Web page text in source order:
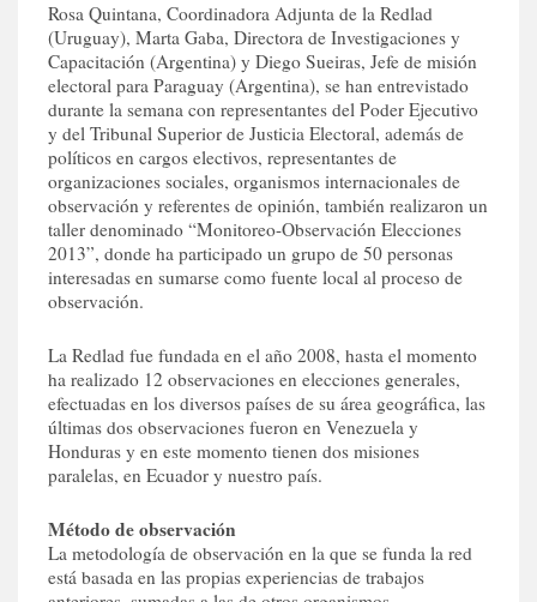
Rosa Quintana, Coordinadora Adjunta de la Redlad
(Uruguay), Marta Gaba, Directora de Investigaciones y
Capacitación (Argentina) y Diego Sueiras, Jefe de misión
electoral para Paraguay (Argentina), se han entrevistado
durante la semana con representantes del Poder Ejecutivo
y del Tribunal Superior de Justicia Electoral, además de
políticos en cargos electivos, representantes de
organizaciones sociales, organismos internacionales de
observación y referentes de opinión, también realizaron un
taller denominado “Monitoreo-Observación Elecciones
2013”, donde ha participado un grupo de 50 personas
interesadas en sumarse como fuente local al proceso de
observación.
La Redlad fue fundada en el año 2008, hasta el momento
ha realizado 12 observaciones en elecciones generales,
efectuadas en los diversos países de su área geográfica, las
últimas dos observaciones fueron en Venezuela y
Honduras y en este momento tienen dos misiones
paralelas, en Ecuador y nuestro país.
Método de observación
La metodología de observación en la que se funda la red
está basada en las propias experiencias de trabajos